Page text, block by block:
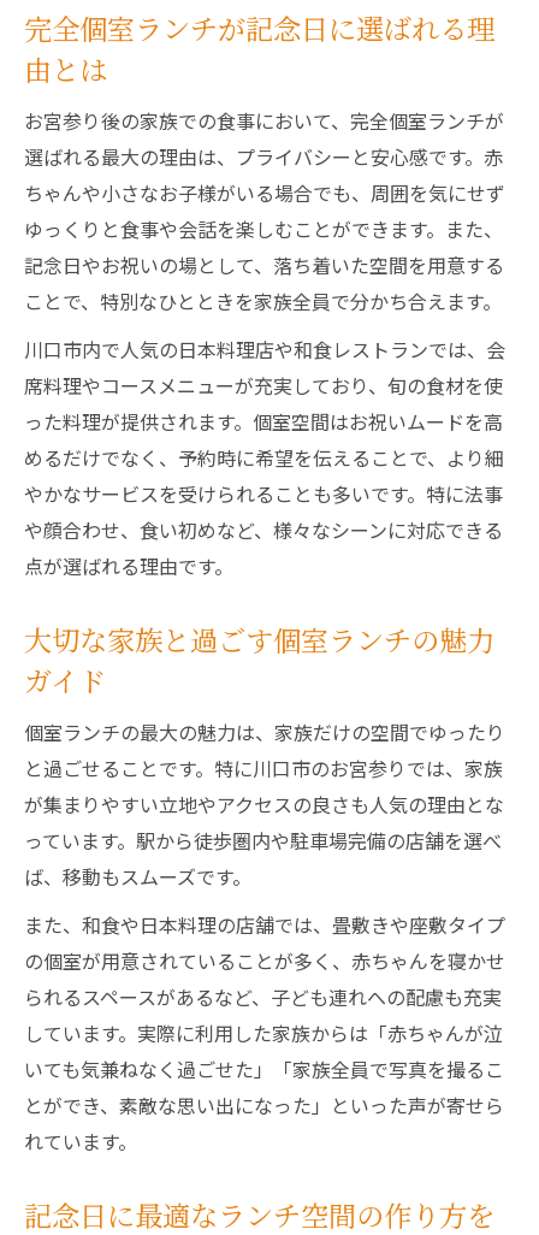
完全個室ランチが記念日に選ばれる理
由とは
お宮参り後の家族での食事において、完全個室ランチが
選ばれる最大の理由は、プライバシーと安心感です。赤
ちゃんや小さなお子様がいる場合でも、周囲を気にせず
ゆっくりと食事や会話を楽しむことができます。また、
記念日やお祝いの場として、落ち着いた空間を用意する
ことで、特別なひとときを家族全員で分かち合えます。
川口市内で人気の日本料理店や和食レストランでは、会
席料理やコースメニューが充実しており、旬の食材を使
った料理が提供されます。個室空間はお祝いムードを高
めるだけでなく、予約時に希望を伝えることで、より細
やかなサービスを受けられることも多いです。特に法事
や顔合わせ、食い初めなど、様々なシーンに対応できる
点が選ばれる理由です。
大切な家族と過ごす個室ランチの魅力
ガイド
個室ランチの最大の魅力は、家族だけの空間でゆったり
と過ごせることです。特に川口市のお宮参りでは、家族
が集まりやすい立地やアクセスの良さも人気の理由とな
っています。駅から徒歩圏内や駐車場完備の店舗を選べ
ば、移動もスムーズです。
また、和食や日本料理の店舗では、畳敷きや座敷タイプ
の個室が用意されていることが多く、赤ちゃんを寝かせ
られるスペースがあるなど、子ども連れへの配慮も充実
しています。実際に利用した家族からは「赤ちゃんが泣
いても気兼ねなく過ごせた」「家族全員で写真を撮るこ
とができ、素敵な思い出になった」といった声が寄せら
れています。
記念日に最適なランチ空間の作り方を